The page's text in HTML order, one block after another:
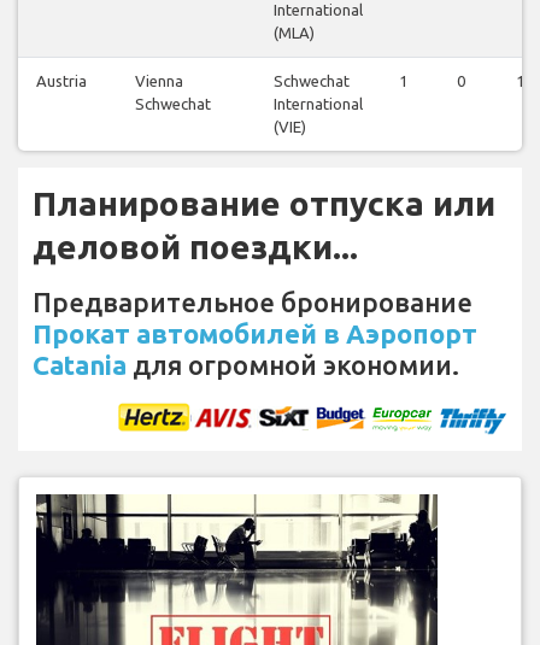
International
(MLA)
Austria
Vienna
Schwechat
Schwechat
International
(VIE)
1 0 1
Планирование отпуска или
деловой поездки...
Предварительное бронирование
Прокат автомобилей в Аэропорт
Catania для огромной экономии.